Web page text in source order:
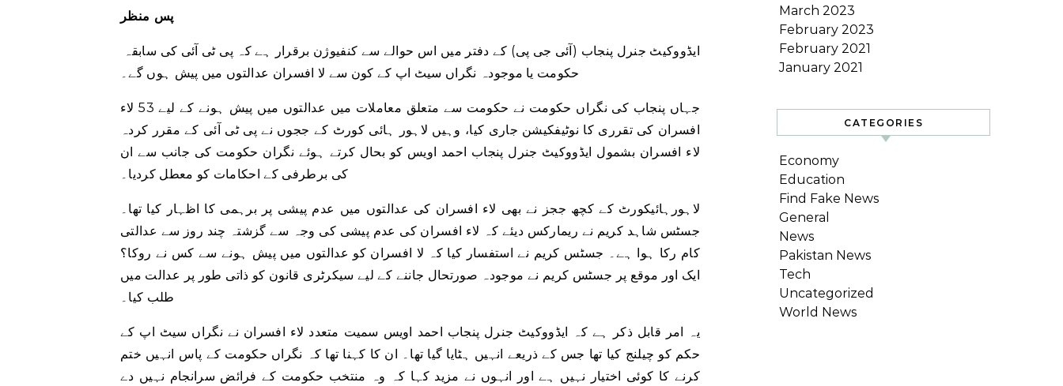
پس منظر
ایڈووکیٹ جنرل پنجاب (آئی جی پی) کے دفتر میں اس حوالے سے کنفیوژن برقرار ہے کہ پی ٹی آئی کی سابقہ ​​
حکومت یا موجودہ نگراں سیٹ اپ کے کون سے لا افسران عدالتوں میں پیش ہوں گے۔
جہاں پنجاب کی نگراں حکومت نے حکومت سے متعلق معاملات میں عدالتوں میں پیش ہونے کے لیے 53 لاء
افسران کی تقرری کا نوٹیفکیشن جاری کیا، وہیں لاہور ہائی کورٹ کے ججوں نے پی ٹی آئی کے مقرر کردہ
لاء افسران بشمول ایڈووکیٹ جنرل پنجاب احمد اویس کو بحال کرتے ہوئے نگران حکومت کی جانب سے ان
کی برطرفی کے احکامات کو معطل کردیا۔
لاہورہائیکورٹ کے کچھ ججز نے بھی لاء افسران کی عدالتوں میں عدم پیشی پر برہمی کا اظہار کیا تھا۔
جسٹس شاہد کریم نے ریمارکس دیئے کہ لاء افسران کی عدم پیشی کی وجہ سے گزشتہ چند روز سے عدالتی
کام رکا ہوا ہے۔ جسٹس کریم نے استفسار کیا کہ لا افسران کو عدالتوں میں پیش ہونے سے کس نے روکا؟
ایک اور موقع پر جسٹس کریم نے موجودہ صورتحال جاننے کے لیے سیکرٹری قانون کو ذاتی طور پر عدالت میں
طلب کیا۔
یہ امر قابل ذکر ہے کہ ایڈووکیٹ جنرل پنجاب احمد اویس سمیت متعدد لاء افسران نے نگراں سیٹ اپ کے
حکم کو چیلنج کیا تھا جس کے ذریعے انہیں ہٹایا گیا تھا۔ ان کا کہنا تھا کہ نگراں حکومت کے پاس انہیں ختم
کرنے کا کوئی اختیار نہیں ہے اور انہوں نے مزید کہا کہ وہ منتخب حکومت کے فرائض سرانجام نہیں دے
March 2023
February 2023
February 2021
January 2021
CATEGORIES
Economy
Education
Find Fake News
General
News
Pakistan News
Tech
Uncategorized
World News